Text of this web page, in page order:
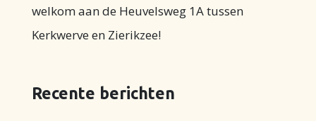
welkom aan de Heuvelsweg 1A tussen
Kerkwerve en Zierikzee!
Recente berichten